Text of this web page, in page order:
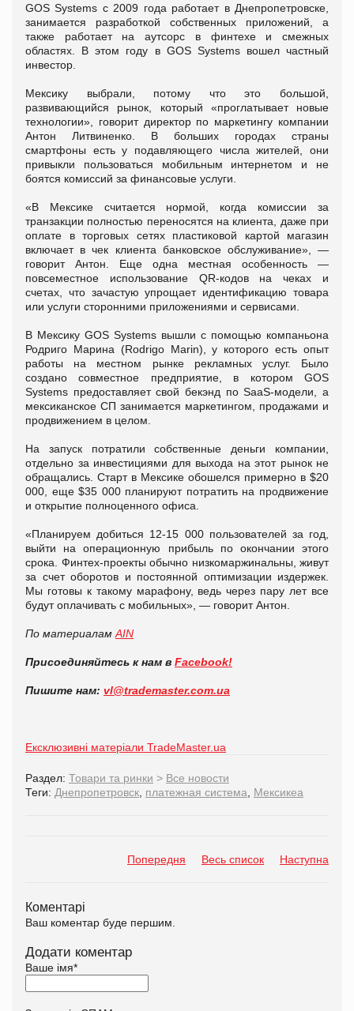
GOS Systems с 2009 года работает в Днепропетровске,
занимается разработкой собственных приложений, а
также работает на аутсорс в финтехе и смежных
областях. В этом году в GOS Systems вошел частный
инвестор.
Мексику выбрали, потому что это большой,
развивающийся рынок, который «проглатывает новые
технологии», говорит директор по маркетингу компании
Антон Литвиненко. В больших городах страны
смартфоны есть у подавляющего числа жителей, они
привыкли пользоваться мобильным интернетом и не
боятся комиссий за финансовые услуги.
«В Мексике считается нормой, когда комиссии за
транзакции полностью переносятся на клиента, даже при
оплате в торговых сетях пластиковой картой магазин
включает в чек клиента банковское обслуживание», —
говорит Антон. Еще одна местная особенность —
повсеместное использование QR-кодов на чеках и
счетах, что зачастую упрощает идентификацию товара
или услуги сторонними приложениями и сервисами.
В Мексику GOS Systems вышли с помощью компаньона
Родриго Марина (Rodrigo Marin), у которого есть опыт
работы на местном рынке рекламных услуг. Было
создано совместное предприятие, в котором GOS
Systems предоставляет свой бекэнд по SaaS-модели, а
мексиканское СП занимается маркетингом, продажами и
продвижением в целом.
На запуск потратили собственные деньги компании,
отдельно за инвестициями для выхода на этот рынок не
обращались. Старт в Мексике обошелся примерно в $20
000, еще $35 000 планируют потратить на продвижение
и открытие полноценного офиса.
«Планируем добиться 12-15 000 пользователей за год,
выйти на операционную прибыль по окончании этого
срока. Финтех-проекты обычно низкомаржинальны, живут
за счет оборотов и постоянной оптимизации издержек.
Мы готовы к такому марафону, ведь через пару лет все
будут оплачивать с мобильных», — говорит Антон.
По материалам AIN
Присоединяйтесь к нам в Facebook!
Пишите нам: vl@trademaster.com.ua
Ексклюзивні матеріали TradeMaster.ua
Раздел: Товари та ринки > Все новости
Теги: Днепропетровск платежная система Мексикеа
Попередня Весь список Наступна
Коментарі
Ваш коментар буде першим.
Додати коментар
Ваше імя*